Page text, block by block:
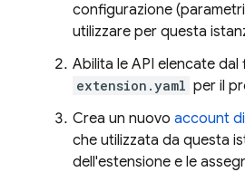
configurazione
utilizzare per questa
Abilita le API elencate dal
extension.yaml per il
Crea un nuovo account
che utilizzata da questa
dell'estensione e le